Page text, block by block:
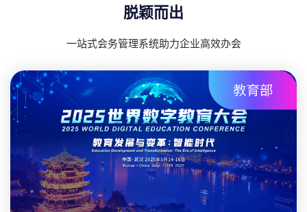
脱颖而出
一站式会务管理系统助力企业高效办会